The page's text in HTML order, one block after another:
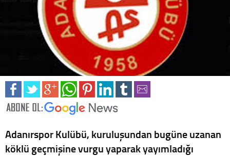
Adanırspor Kulübü, kuruluşundan bugüne uzanan
köklü geçmişine vurgu yaparak yayımladığı